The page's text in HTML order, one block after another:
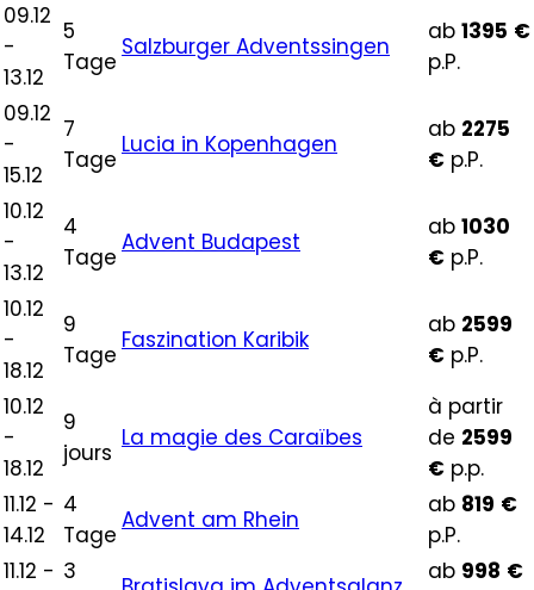
09.12
-
13.12
5
Tage
Salzburger Adventssingen
ab 1395 €
p.P.
09.12
-
15.12
7
Tage
Lucia in Kopenhagen
ab 2275
€ p.P.
10.12
-
13.12
4
Tage
Advent Budapest
ab 1030
€ p.P.
10.12
-
18.12
9
Tage
Faszination Karibik
ab 2599
€ p.P.
10.12
-
18.12
9
jours
La magie des Caraïbes
à partir
de 2599
€ p.p.
11.12 -
14.12
4
Tage
Advent am Rhein
ab 819 €
p.P.
11.12 - 3
ab 998 €